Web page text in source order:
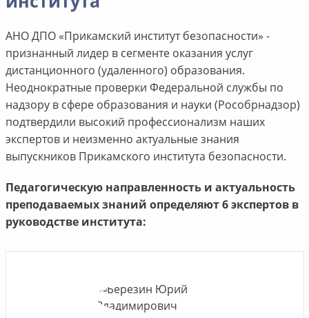
АНО ДПО «Прикамский институт безопасности» -
признанный лидер в сегменте оказания услуг
дистанционного (удаленного) образования.
Неоднократные проверки Федеральной службы по
надзору в сфере образования и науки (Рособрнадзор)
подтвердили высокий профессионализм наших
экспертов и неизменно актуальные знания
выпускников Прикамского института безопасности.
Педагогическую направленность и актуальность
преподаваемых знаний определяют 6 экспертов в
руководстве института: